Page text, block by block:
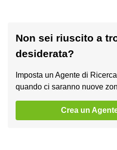
Non sei riuscito a
desiderata?
Imposta un Agente di
quando ci saranno nuove
Crea un